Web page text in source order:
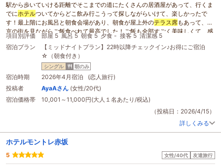
駅から歩いていける距離でそこまでの道にたくさんの居酒屋があって、行くま
でにホテルついてからどこ飲み行こうって探しながらいけて、楽しかったで
す！最上階にお風呂と朝食会場があり、朝食が屋上外のテラス席もあって、東
京の街を見ながらご飯食べれて最高でした！ご飯も全部すごく美味しくて、感
動！！帰りに雨が降っていて、傘を持っていなかったのですがビニール傘のサ
ービスがあり、ほんとうに最高でした！！！また泊まり行きたいです！！あり
がとうございました！
項目別評価 部屋 5 風呂 5 朝食 5 夕食 - 接客 5 清潔感 5
宿泊プラン
【ミッドナイトプラン】22時以降チェックイン♪お得にご宿泊
☆（朝食付き）
シングル 朝のみ
宿泊時期
2026年4月宿泊 (恋人旅行)
投稿者
AyaAさん (女性/20代)
宿泊価格帯
10,001～11,000円(大人１名あたり/税込)
（投稿日：2026/4/15）
詳しくみる
ホテルモントレ赤坂
5 女性/40代 友達旅行